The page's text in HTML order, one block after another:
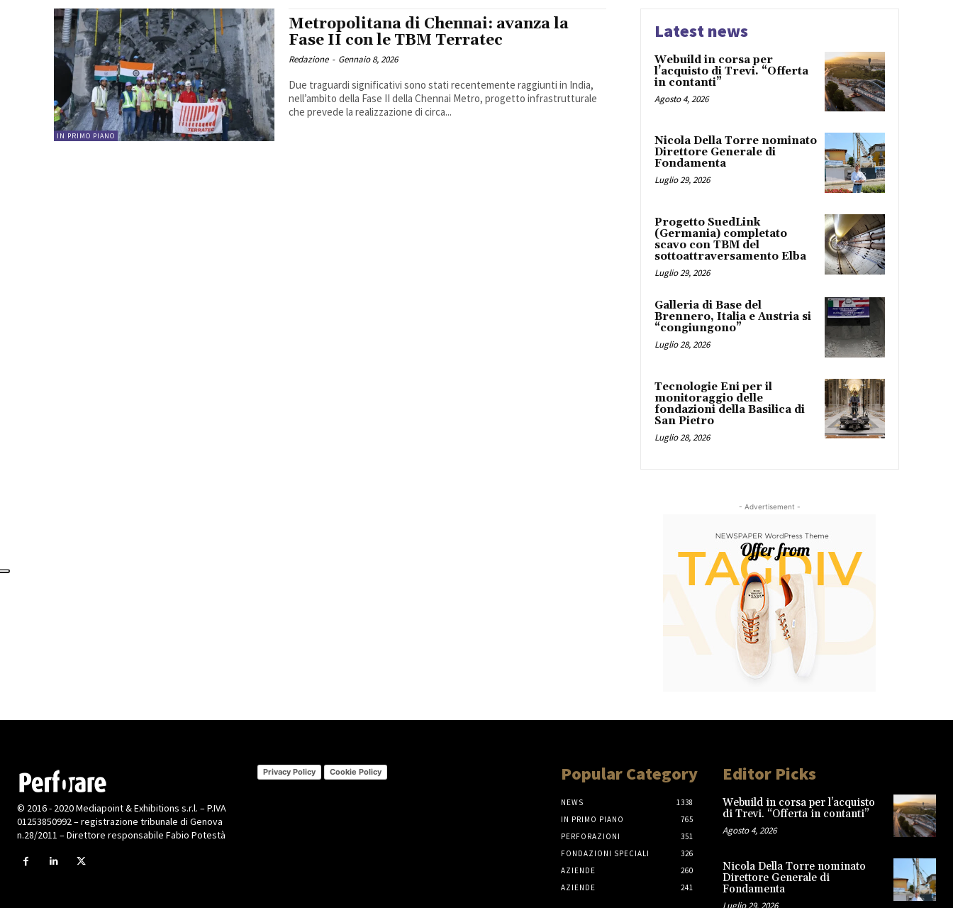
IN PRIMO PIANO
Metropolitana di Chennai: avanza la
Fase II con le TBM Terratec
Redazione - Gennaio 8, 2026
Due traguardi significativi sono stati recentemente raggiunti in India,
nell’ambito della Fase II della Chennai Metro, progetto infrastrutturale
che prevede la realizzazione di circa...
Latest news
Webuild in corsa per
l’acquisto di Trevi. “Offerta
in contanti”
Agosto 4, 2026
Nicola Della Torre nominato
Direttore Generale di
Fondamenta
Luglio 29, 2026
Progetto SuedLink
(Germania) completato
scavo con TBM del
sottoattraversamento Elba
Luglio 29, 2026
Galleria di Base del
Brennero, Italia e Austria si
“congiungono”
Luglio 28, 2026
Tecnologie Eni per il
monitoraggio delle
fondazioni della Basilica di
San Pietro
Luglio 28, 2026
- Advertisement -
© 2016 - 2020 Mediapoint & Exhibitions s.r.l. – P.IVA
01253850992 – registrazione tribunale di Genova
n.28/2011 – Direttore responsabile Fabio Potestà
Privacy Policy Cookie Policy Popular Category
NEWS
1338
IN PRIMO PIANO
765
PERFORAZIONI
351
FONDAZIONI SPECIALI
326
AZIENDE
260
AZIENDE
241
Editor Picks
Webuild in corsa per l’acquisto
di Trevi. “Offerta in contanti”
Agosto 4, 2026
Nicola Della Torre nominato
Direttore Generale di
Fondamenta
Luglio 29, 2026